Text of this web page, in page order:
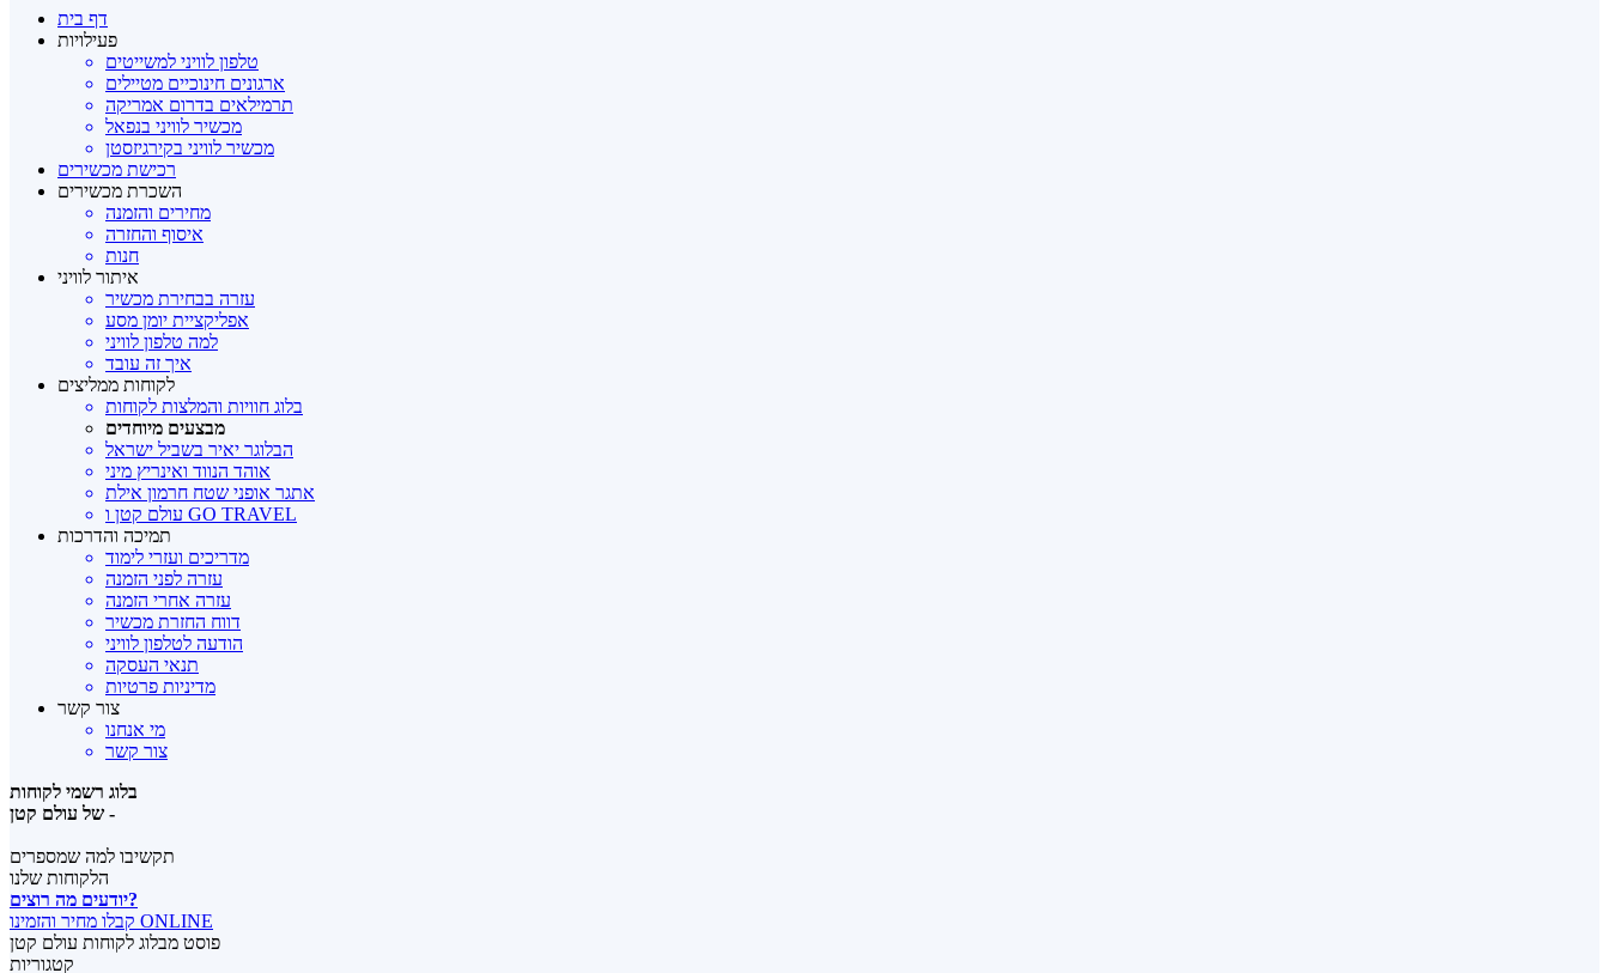
דף בית
פעילויות
טלפון לוויני למשייטים
ארגונים חינוכיים מטיילים
תרמילאים בדרום אמריקה
מכשיר לוויני בנפאל
מכשיר לוויני בקירגיזסטן
רכישת מכשירים
השכרת מכשירים
מחירים והזמנה
איסוף והחזרה
חנות
איתור לוויני
עזרה בבחירת מכשיר
אפליקציית יומן מסע
למה טלפון לוויני
איך זה עובד
לקוחות ממליצים
בלוג חוויות והמלצות לקוחות
מבצעים מיוחדים
הבלוגר יאיר בשביל ישראל
אוהד הנווד ואינריץ מיני
אתגר אופני שטח חרמון אילת
עולם קטן ו GO TRAVEL
תמיכה והדרכות
מדריכים ועזרי לימוד
עזרה לפני הזמנה
עזרה אחרי הזמנה
דווח החזרת מכשיר
הודעה לטלפון לוויני
תנאי העסקה
מדיניות פרטיות
צור קשר
מי אנחנו
צור קשר
בלוג רשמי לקוחות
של עולם קטן -
תקשיבו למה שמספרים
הלקוחות שלנו
יודעים מה רוצים?
קבלו מחיר והזמינו ONLINE
פוסט מבלוג לקוחות עולם קטן
קטגוריות